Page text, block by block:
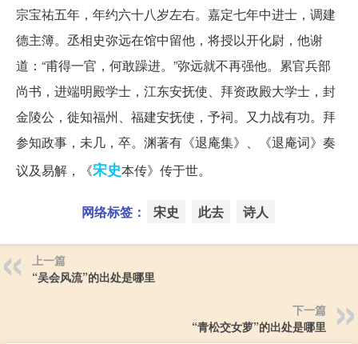
宗宝祐五年，年约六十八岁左右。嘉定七年中进士，调建
德主簿。丞相史弥远在馆中留他，将授以开化尉，他谢
道：“甫得一官，何敢躁进。”弥远就不再强他。累官兵部
尚书，进端明殿学士，江东安抚使、拜资政殿大学士，封
金陵公，徙知福州、福建安抚使，予祠。又力战有功。拜
参知政事，未几，卒。渊著有《退庵集》、《退庵词》奏
议及易解，《宋史本传》传于世。
网络标签： 宋史 此去 诗人
上一篇
“吴会风流”的出处是哪里
下一篇
“青松交女萝”的出处是哪里